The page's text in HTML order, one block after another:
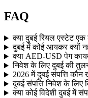
FAQ
क्या दुबई रियल एस्टेट एक
दुबई में कोई आयकर क्यों
क्या AED-USD पेग
निवेश के लिए दुबई की
2026 में दुबई संपत्ति कौन
दुबई संपत्ति निवेश के लिए
क्या कोई विदेशी दुबई में